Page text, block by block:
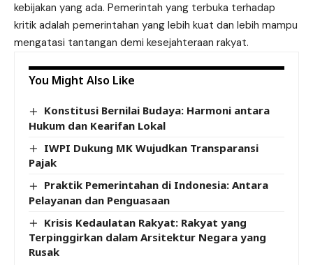
kebijakan yang ada. Pemerintah yang terbuka terhadap
kritik adalah pemerintahan yang lebih kuat dan lebih mampu
mengatasi tantangan demi kesejahteraan rakyat.
You Might Also Like
Konstitusi Bernilai Budaya: Harmoni antara
Hukum dan Kearifan Lokal
IWPI Dukung MK Wujudkan Transparansi
Pajak
Praktik Pemerintahan di Indonesia: Antara
Pelayanan dan Penguasaan
Krisis Kedaulatan Rakyat: Rakyat yang
Terpinggirkan dalam Arsitektur Negara yang
Rusak